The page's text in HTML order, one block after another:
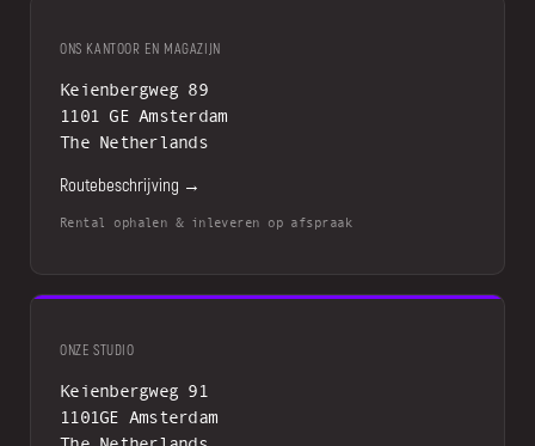
ONS KANTOOR EN MAGAZIJN
Keienbergweg 89
1101 GE Amsterdam
The Netherlands
Routebeschrijving →
Rental ophalen & inleveren op afspraak
ONZE STUDIO
Keienbergweg 91
1101GE Amsterdam